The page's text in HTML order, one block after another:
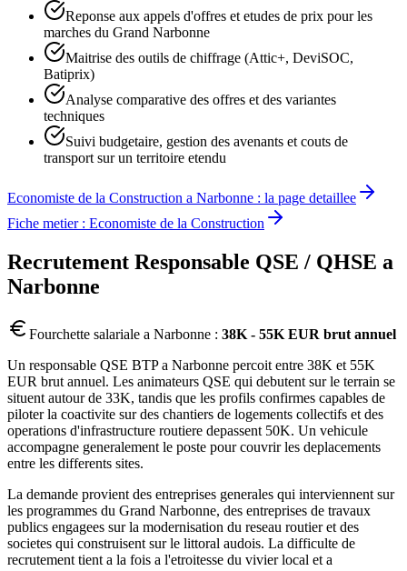
Reponse aux appels d'offres et etudes de prix pour les
marches du Grand Narbonne
Maitrise des outils de chiffrage (Attic+, DeviSOC,
Batiprix)
Analyse comparative des offres et des variantes
techniques
Suivi budgetaire, gestion des avenants et couts de
transport sur un territoire etendu
Economiste de la Construction a Narbonne : la page detaillee
Fiche metier : Economiste de la Construction
Recrutement Responsable QSE / QHSE a
Narbonne
Fourchette salariale a Narbonne : 38K - 55K EUR brut annuel
Un responsable QSE BTP a Narbonne percoit entre 38K et 55K
EUR brut annuel. Les animateurs QSE qui debutent sur le terrain se
situent autour de 33K, tandis que les profils confirmes capables de
piloter la coactivite sur des chantiers de logements collectifs et des
operations d'infrastructure routiere depassent 50K. Un vehicule
accompagne generalement le poste pour couvrir les deplacements
entre les differents sites.
La demande provient des entreprises generales qui interviennent sur
les programmes du Grand Narbonne, des entreprises de travaux
publics engagees sur la modernisation du reseau routier et des
societes qui construisent sur le littoral audois. La difficulte de
recrutement tient a la fois a l'etroitesse du vivier local et a